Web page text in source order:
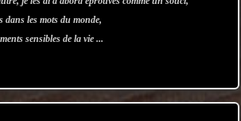
dans les mots du monde,
sensibles de la vie ...